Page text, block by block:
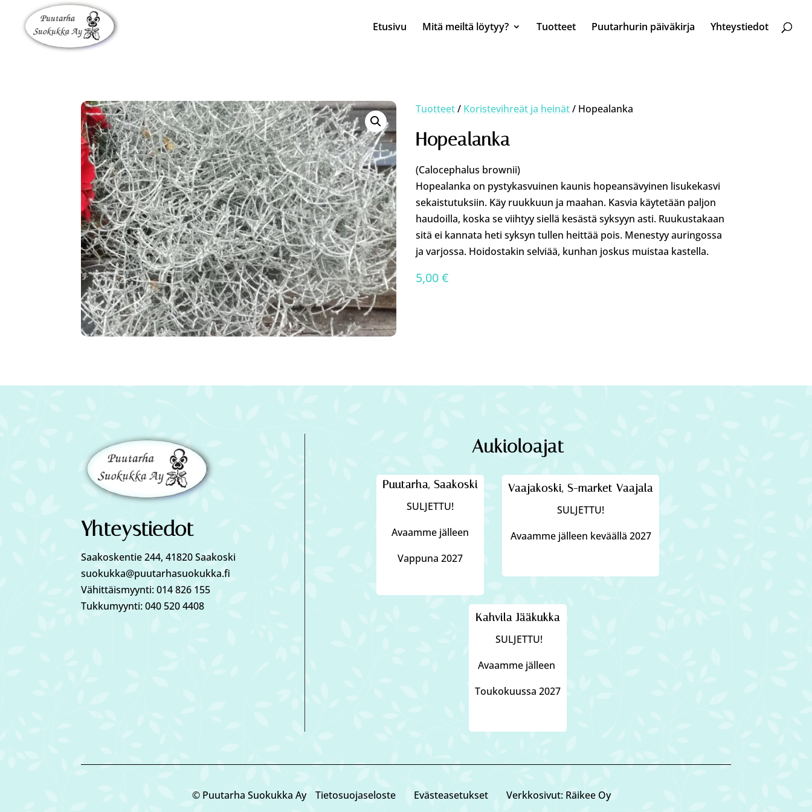
Etusivu Mitä meiltä löytyy? Tuotteet Puutarhurin päiväkirja Yhteystiedot
Tuotteet/ Koristevihreät ja heinät/ Hopealanka
Hopealanka
(Calocephalus brownii)
Hopealanka on pystykasvuinen kaunis hopeansävyinen lisukekasvi
sekaistutuksiin. Käy ruukkuun ja maahan. Kasvia käytetään paljon
haudoilla, koska se viihtyy siellä kesästä syksyyn asti. Ruukustakaan
sitä ei kannata heti syksyn tullen heittää pois. Menestyy auringossa
ja varjossa. Hoidostakin selviää, kunhan joskus muistaa kastella.
5,00€
Yhteystiedot
Saakoskentie 244, 41820 Saakoski
suokukka@puutarhasuokukka.fi
Vähittäismyynti: 014 826 155
Tukkumyynti: 040 520 4408
Aukioloajat
Puutarha, Saakoski
SULJETTU!
Avaamme jälleen
Vappuna 2027
Vaajakoski, S-market Vaajala
SULJETTU!
Avaamme jälleen keväällä 2027
Kahvila Jääkukka
SULJETTU!
Avaamme jälleen
Toukokuussa 2027
© Puutarha Suokukka Ay Tietosuojaseloste Eväste­asetukset Verkkosivut: Räikee Oy